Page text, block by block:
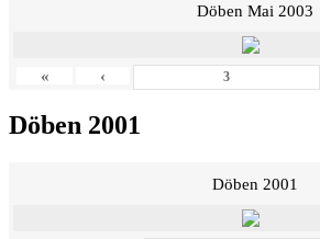
Döben Mai 2003
« ‹
Döben 2001
Döben 2001